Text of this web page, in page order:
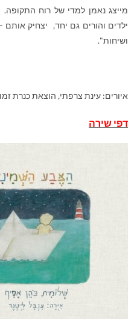
מייצג נאמן למדי של רוח
ילדים והורים גם יחד, יצחיק אותם
ושיחות".
איורים: עינת צרפתי, הוצאת כנרת
דפי שירה